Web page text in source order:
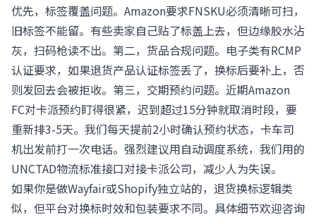
优先，标签覆盖问题。Amazon要求FNSKU必须清晰可扫，
旧标签不能留。有些卖家自己贴了标盖上去，但边缘胶水沾
灰，扫码枪读不出。第二，货品合规问题。电子类有RCMP
认证要求，如果退货产品认证标签丢了，换标后要补上，否
则发回去会被拒收。第三，交期预约问题。近期Amazon
FC对卡派预约盯得很紧，迟到超过15分钟就取消时段，要
重新排3-5天。我们每天提前2小时确认预约状态，卡车司
机出发前打一次电话。强烈建议用自动调度系统，我们用的
UNCTAD物流标准接口对接卡派公司，减少人为失误。
如果你是做Wayfair或Shopify独立站的，退货换标逻辑类
似，但平台对换标时效和包装要求不同。具体细节欢迎咨询